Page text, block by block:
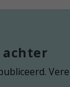
achter